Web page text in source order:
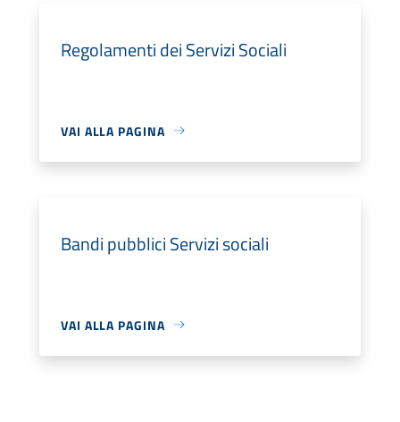
Regolamenti dei Servizi Sociali
VAI ALLA PAGINA
Bandi pubblici Servizi sociali
VAI ALLA PAGINA